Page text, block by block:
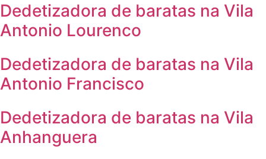
Dedetizadora de baratas na Vila
Antonio Lourenco
Dedetizadora de baratas na Vila
Antonio Francisco
Dedetizadora de baratas na Vila
Anhanguera